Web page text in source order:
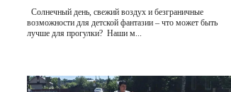
Солнечный день, свежий воздух и безграничные
возможности для детской фантазии – что может быть
лучше для прогулки? Наши м...